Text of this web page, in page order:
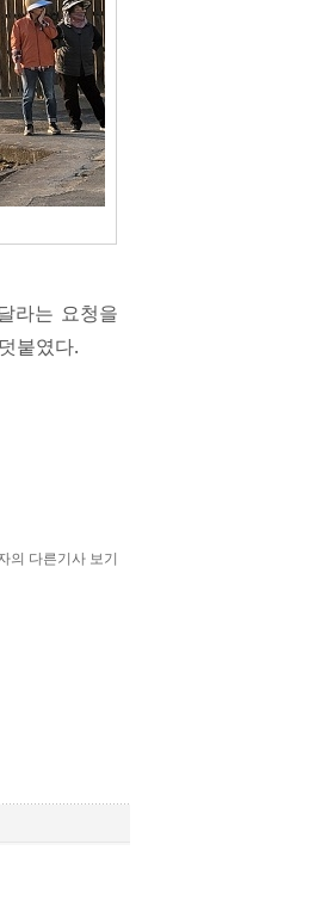
라는 요청을
붙였다.
의 다른기사 보기